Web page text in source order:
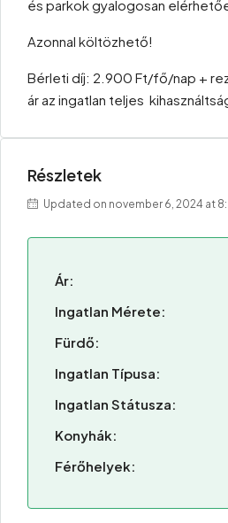
és parkok gyalogosan
Azonnal költözhető!
Bérleti díj: 2.900 Ft/fő/nap +
ár az ingatlan teljes
Részletek
Updated on november 6, 2024 at
Ár:
Ingatlan Mérete:
Fürdő:
Ingatlan Típusa:
Ingatlan Státusza:
Konyhák:
Férőhelyek: